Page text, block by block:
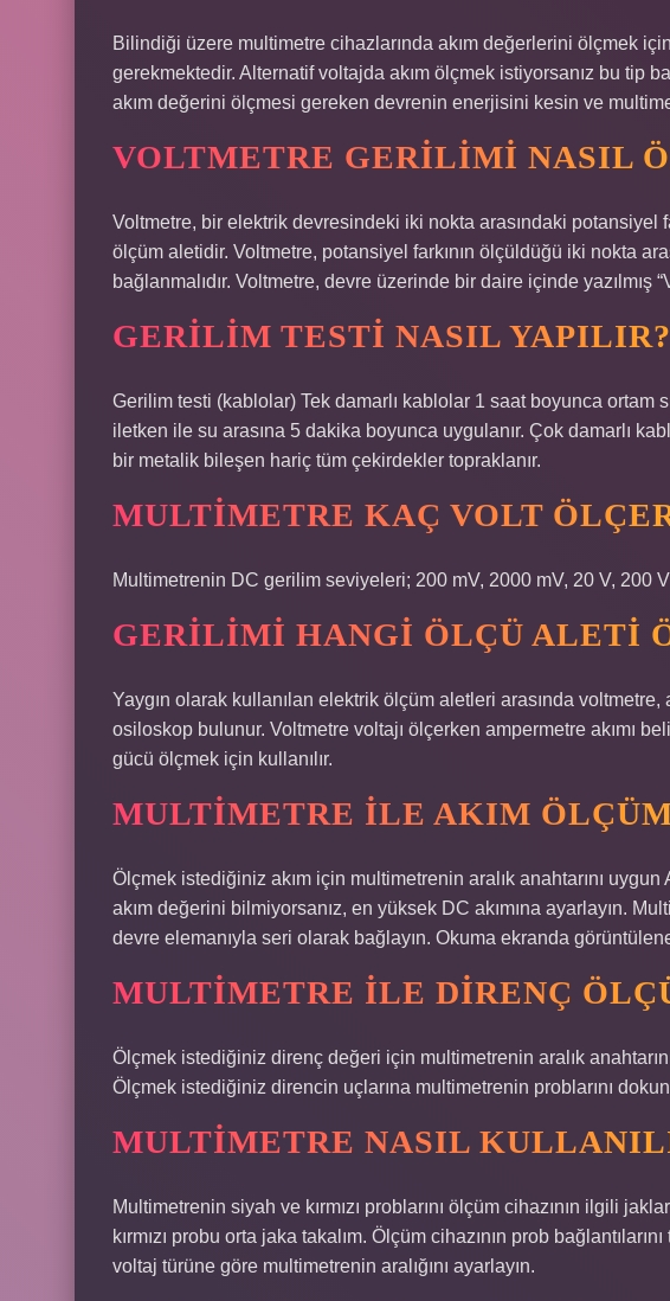
Bilindiği üzere multimetre cihazlarında akım değerlerini ölçmek
gerekmektedir. Alternatif voltajda akım ölçmek istiyorsanız bu tip
akım değerini ölçmesi gereken devrenin enerjisini kesin ve
VOLTMETRE GERILIMI NASIL
Voltmetre, bir elektrik devresindeki iki nokta arasındaki potansiyel
ölçüm aletidir. Voltmetre, potansiyel farkının ölçüldüğü iki nokta
bağlanmalıdır. Voltmetre, devre üzerinde bir daire içinde yazılmış
GERILIM TESTI NASIL YAPILIR?
Gerilim testi (kablolar) Tek damarlı kablolar 1 saat boyunca ortam
iletken ile su arasına 5 dakika boyunca uygulanır. Çok damarlı
bir metalik bileşen hariç tüm çekirdekler topraklanır.
MULTIMETRE KAÇ VOLT
Multimetrenin DC gerilim seviyeleri; 200 mV, 2000 mV, 20 V, 200 V
GERILIMI HANGI ÖLÇÜ ALETI
Yaygın olarak kullanılan elektrik ölçüm aletleri arasında
osiloskop bulunur. Voltmetre voltajı ölçerken ampermetre akımı
gücü ölçmek için kullanılır.
MULTIMETRE ILE AKIM
Ölçmek istediğiniz akım için multimetrenin aralık anahtarını uygun
akım değerini bilmiyorsanız, en yüksek DC akımına ayarlayın.
devre elemanıyla seri olarak bağlayın. Okuma ekranda
MULTIMETRE ILE DIRENÇ
Ölçmek istediğiniz direnç değeri için multimetrenin aralık
Ölçmek istediğiniz direncin uçlarına multimetrenin problarını
MULTIMETRE NASIL
Multimetrenin siyah ve kırmızı problarını ölçüm cihazının ilgili
kırmızı probu orta jaka takalım. Ölçüm cihazının prob
voltaj türüne göre multimetrenin aralığını ayarlayın.